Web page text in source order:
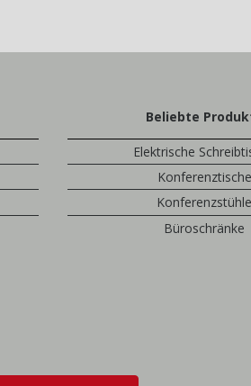
Beliebte
Elektrische
Konferenztische
Konferenzstühle
Büroschränke